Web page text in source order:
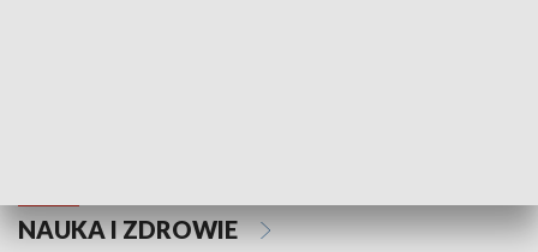
NAUKA I ZDROWIE